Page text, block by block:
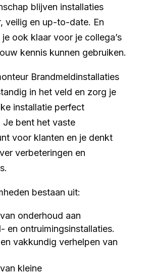
blijven installaties
veilig en up-to-date. En
ook klaar voor je collega’s
kennis kunnen gebruiken.
Brandmeldinstallaties
in het veld en zorg je
installatie perfect
bent het vaste
voor klanten en je denkt
verbeteringen en
bestaan uit:
onderhoud aan
en ontruimingsinstallaties.
vakkundig verhelpen van
kleine